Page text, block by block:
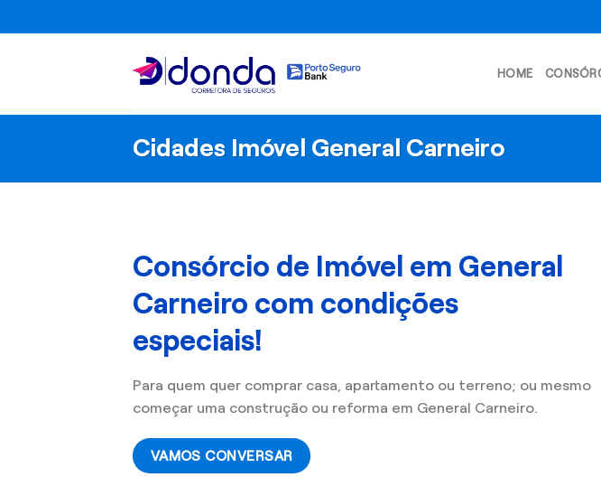
to
HOME
Cidades Imóvel General Carneiro
Consórcio de Imóvel em General
Carneiro com condições
especiais!
Para quem quer comprar casa, apartamento ou terreno; ou mesmo
começar uma construção ou reforma em General Carneiro.
VAMOS CONVERSAR